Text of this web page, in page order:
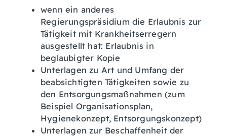
wenn ein anderes
Regierungspräsidium die Erlaubnis zur
Tätigkeit mit Krankheitserregern
ausgestellt hat: Erlaubnis in
beglaubigter Kopie
Unterlagen zu Art und Umfang der
beabsichtigten Tätigkeiten sowie zu
den Entsorgungsmaßnahmen (zum
Beispiel Organisationsplan,
Hygienekonzept, Entsorgungskonzept)
Unterlagen zur Beschaffenheit der